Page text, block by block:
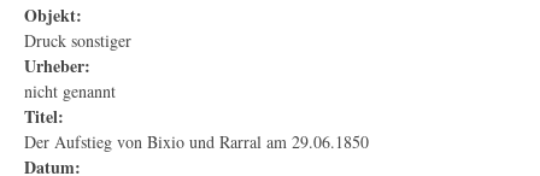
Objekt:
Druck sonstiger
Urheber:
nicht genannt
Titel:
Der Aufstieg von Bixio und Rarral am 29.06.1850
Datum: